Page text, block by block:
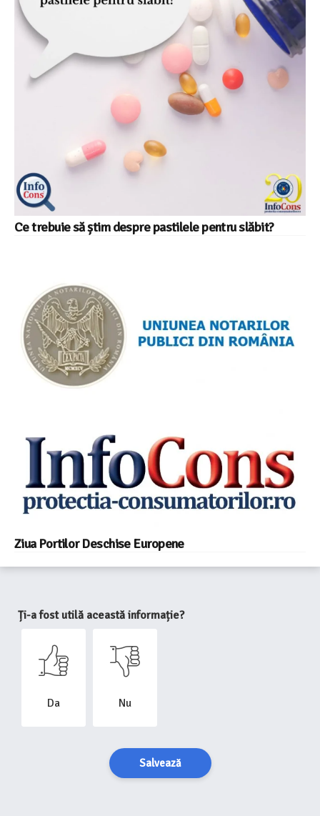
Ce trebuie să știm despre pastilele pentru slăbit?
Ziua Portilor Deschise Europene
Ți-a fost utilă această informație?
Da Nu
Salvează